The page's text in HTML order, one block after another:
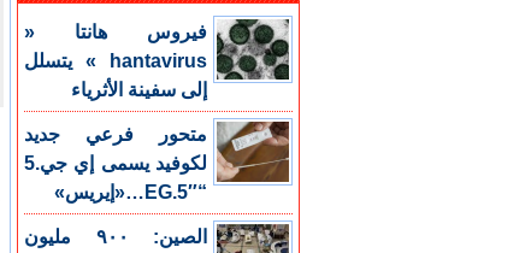
فيروس هانتا «
hantavirus » يتسلل
إلى سفينة الأثرياء
متحور فرعي جديد
لكوفيد يسمى إي جي.5
“EG.5″…«إيريس»
الصين: ٩٠٠ مليون